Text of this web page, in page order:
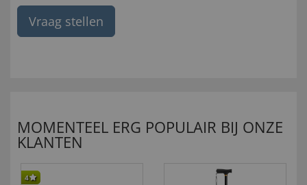
Vraag stellen
MOMENTEEL ERG POPULAIR BIJ ONZE
KLANTEN
4